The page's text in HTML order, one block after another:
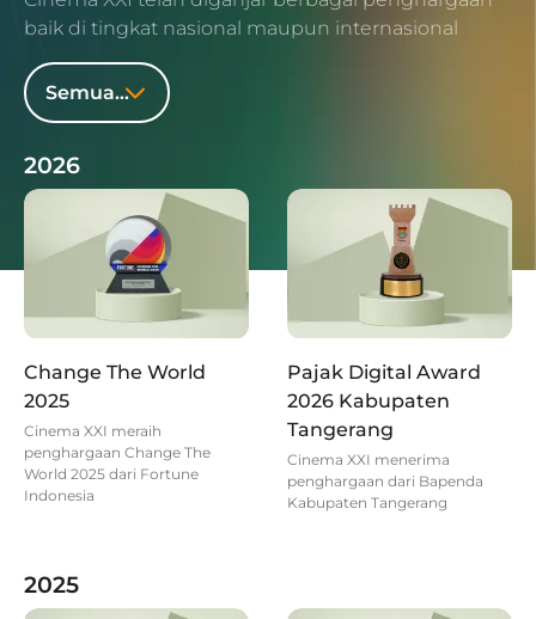
baik di tingkat nasional maupun internasional
Semua Tahun
2026
Change The World
2025
Cinema XXI meraih
penghargaan Change The
World 2025 dari Fortune
Indonesia
Pajak Digital Award
2026 Kabupaten
Tangerang
Cinema XXI menerima
penghargaan dari Bapenda
Kabupaten Tangerang
2025